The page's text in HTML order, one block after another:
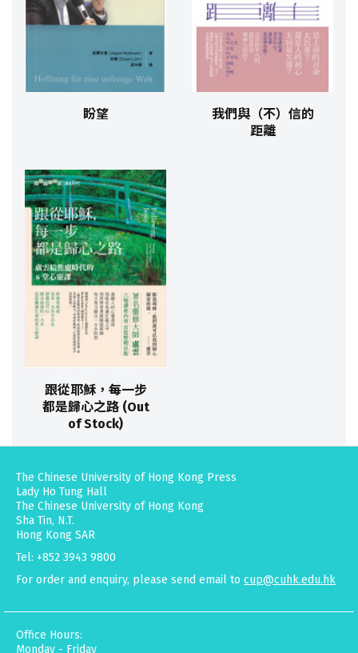
盼望
我們與（不）信的
距離
跟從耶穌，每一步
都是歸心之路 (Out
of Stock)
The Chinese University of Hong Kong Press
Lady Ho Tung Hall
The Chinese University of Hong Kong
Sha Tin, N.T.
Hong Kong SAR
Tel: +852 3943 9800
For order and enquiry, please send email to cup@cuhk.edu.hk
Office Hours:
Monday - Friday